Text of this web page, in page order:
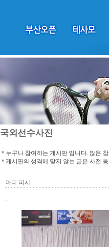
국외선수사진
＊누구나 참여하는 게시판 입니다. 많은
＊게시판의 성격에 맞지 않는 글은 사전
마디 피시
.